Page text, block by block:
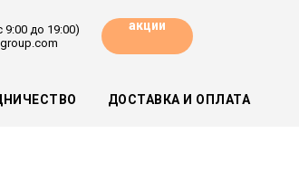
9:00 до 19:00)
акции
ДОСТАВКА И ОПЛАТА